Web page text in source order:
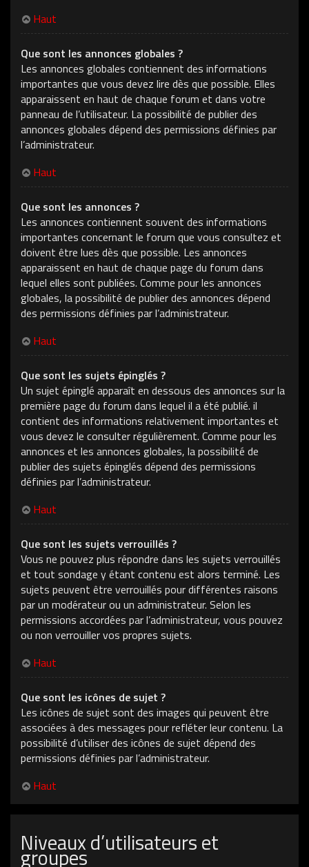
Haut
Que sont les annonces globales ?
Les annonces globales contiennent des informations
importantes que vous devez lire dès que possible. Elles
apparaissent en haut de chaque forum et dans votre
panneau de l’utilisateur. La possibilité de publier des
annonces globales dépend des permissions définies par
l’administrateur.
Haut
Que sont les annonces ?
Les annonces contiennent souvent des informations
importantes concernant le forum que vous consultez et
doivent être lues dès que possible. Les annonces
apparaissent en haut de chaque page du forum dans
lequel elles sont publiées. Comme pour les annonces
globales, la possibilité de publier des annonces dépend
des permissions définies par l’administrateur.
Haut
Que sont les sujets épinglés ?
Un sujet épinglé apparaît en dessous des annonces sur la
première page du forum dans lequel il a été publié. il
contient des informations relativement importantes et
vous devez le consulter régulièrement. Comme pour les
annonces et les annonces globales, la possibilité de
publier des sujets épinglés dépend des permissions
définies par l’administrateur.
Haut
Que sont les sujets verrouillés ?
Vous ne pouvez plus répondre dans les sujets verrouillés
et tout sondage y étant contenu est alors terminé. Les
sujets peuvent être verrouillés pour différentes raisons
par un modérateur ou un administrateur. Selon les
permissions accordées par l’administrateur, vous pouvez
ou non verrouiller vos propres sujets.
Haut
Que sont les icônes de sujet ?
Les icônes de sujet sont des images qui peuvent être
associées à des messages pour refléter leur contenu. La
possibilité d’utiliser des icônes de sujet dépend des
permissions définies par l’administrateur.
Haut
Niveaux d’utilisateurs et
groupes